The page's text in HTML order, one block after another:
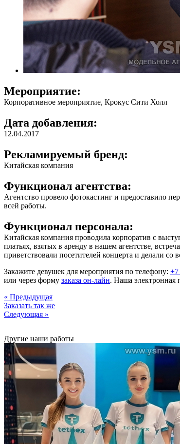
Мероприятие:
Корпоративное мероприятие, Крокус Сити Холл
Дата добавления:
12.04.2017
Рекламируемый бренд:
Китайская компания
Функционал агентства:
Агентство провело фотокастинг и предоставило
всей работы.
Функционал персонала:
Китайская компания проводила корпоратив с
платьях, взятых в аренду в нашем агентстве,
приветствовали посетителей концерта и делали
Закажите девушек для мероприятия по телефону: +7
или через форму заказа он-лайн. Наша электронная
« Предыдущая
Заказать так же
Следующая »
Другие наши работы